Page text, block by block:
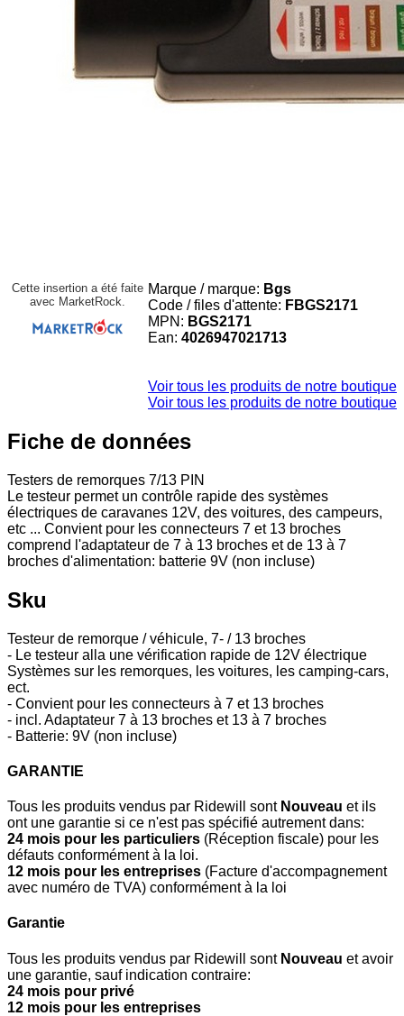
Marque / marque: Bgs
Code / files d'attente: FBGS2171
MPN: BGS2171
Ean: 4026947021713
Voir tous les produits de notre boutique
Voir tous les produits de notre boutique
Fiche de données
Testers de remorques 7/13 PIN
Le testeur permet un contrôle rapide des systèmes
électriques de caravanes 12V, des voitures, des campeurs,
etc ... Convient pour les connecteurs 7 et 13 broches
comprend l'adaptateur de 7 à 13 broches et de 13 à 7
broches d'alimentation: batterie 9V (non incluse)
Sku
Testeur de remorque / véhicule, 7- / 13 broches
- Le testeur alla une vérification rapide de 12V électrique
Systèmes sur les remorques, les voitures, les camping-cars,
ect.
- Convient pour les connecteurs à 7 et 13 broches
- incl. Adaptateur 7 à 13 broches et 13 à 7 broches
- Batterie: 9V (non incluse)
GARANTIE
Tous les produits vendus par Ridewill sont Nouveau et ils
ont une garantie si ce n'est pas spécifié autrement dans:
24 mois pour les particuliers (Réception fiscale) pour les
défauts conformément à la loi.
12 mois pour les entreprises (Facture d'accompagnement
avec numéro de TVA) conformément à la loi
Garantie
Tous les produits vendus par Ridewill sont Nouveau et avoir
une garantie, sauf indication contraire:
24 mois pour privé
12 mois pour les entreprises
Cette insertion a été faite
avec MarketRock.